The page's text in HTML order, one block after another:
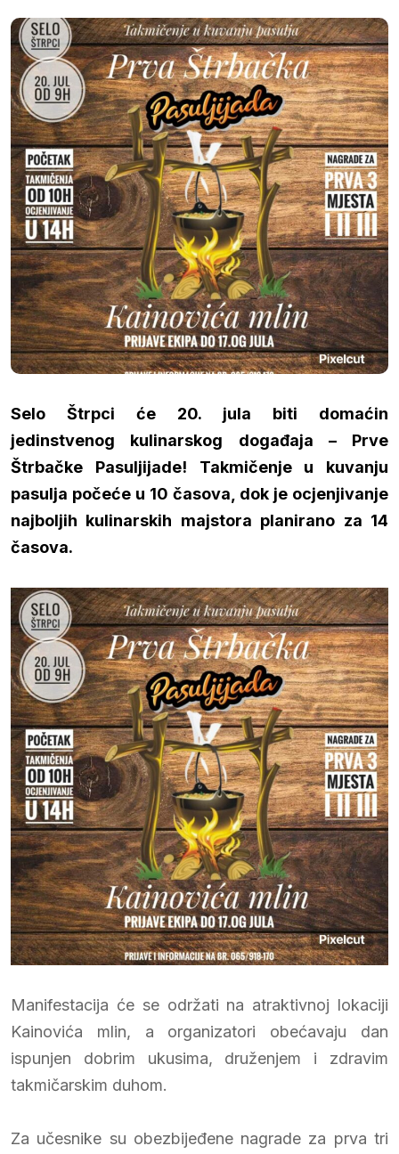
Selo Štrpci će 20. jula biti domaćin
jedinstvenog kulinarskog događaja – Prve
Štrbačke Pasuljijade! Takmičenje u kuvanju
pasulja počeće u 10 časova, dok je ocjenjivanje
najboljih kulinarskih majstora planirano za 14
časova.
Manifestacija će se održati na atraktivnoj lokaciji
Kainovića mlin, a organizatori obećavaju dan
ispunjen dobrim ukusima, druženjem i zdravim
takmičarskim duhom.
Za učesnike su obezbijeđene nagrade za prva tri